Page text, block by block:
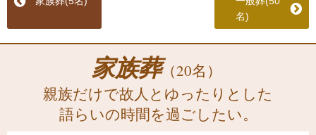
名)
家族葬（20名）
親族だけで故人とゆったりとした
語らいの時間を過ごしたい。